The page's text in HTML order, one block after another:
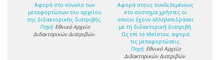
Αφορά στο σύνολο των
μεταφορτώσων του αρχείου
της διδακτορικής διατριβής.
Πηγή: Εθνικό Αρχείο
Διδακτορικών Διατριβών.
Αφορά στους συνδεδεμένους
στο σύστημα χρήστες οι
οποίοι έχουν αλληλεπιδράσει
με τη διδακτορική διατριβή.
Ως επί το πλείστον, αφορά
τις μεταφορτώσεις.
Πηγή: Εθνικό Αρχείο
Διδακτορικών Διατριβών.